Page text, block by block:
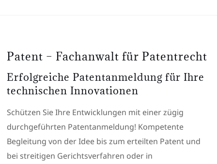
Patent – Fachanwalt für Patentrecht
Erfolgreiche Patentanmeldung für Ihre
technischen Innovationen
Schützen Sie Ihre Entwicklungen mit einer zügig
durchgeführten Patentanmeldung! Kompetente
Begleitung von der Idee bis zum erteilten Patent und
bei streitigen Gerichtsverfahren oder in